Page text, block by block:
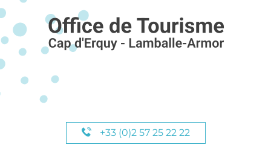
+33 (0)2 57 25 22 22